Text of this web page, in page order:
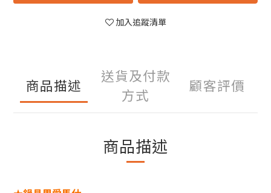
加入追蹤清單
商品描述
送貨及付款
方式
顧客評價
商品描述